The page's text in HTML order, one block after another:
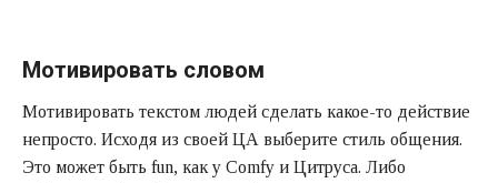
Мотивировать словом
Мотивировать текстом людей сделать какое-то действие
непросто. Исходя из своей ЦА выберите стиль общения.
Это может быть fun, как у Comfy и Цитруса. Либо